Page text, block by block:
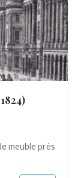
meuble près